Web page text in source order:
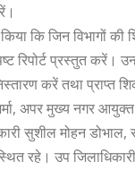
किया कि जिन विभागों
रिपोर्ट प्रस्तुत करें।
करें तथा प्राप्त
अपर मुख्य नगर
सुशील मोहन
रहे। उप